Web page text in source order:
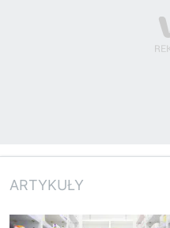
ARTYKUŁY